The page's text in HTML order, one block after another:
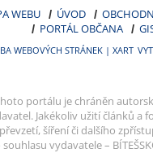
WEBU
ÚVOD
PORTÁL OBČANA
portálu je chráněn
Jakékoliv užití článků a
šíření či dalšího
vydavatele –